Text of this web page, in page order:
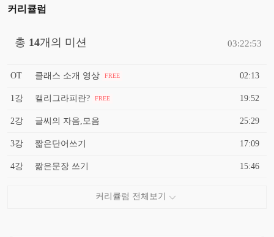
커리큘럼
총 14개의 미션 03:22:53
OT 클래스 소개 영상 FREE 02:13
1강 캘리그라피란? FREE 19:52
2강 글씨의 자음,모음 25:29
3강 짧은단어쓰기 17:09
4강 짦은문장 쓰기 15:46